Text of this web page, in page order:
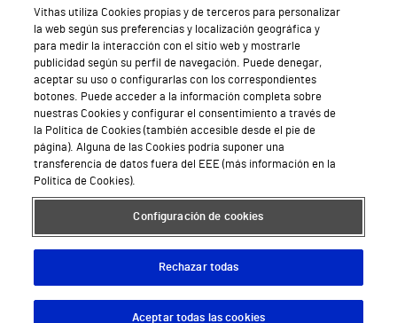
Sobre Vithas
Quiénes somos
Trabajar en Vithas
Teléfono Cita Médica
Teléfono Atención al Cliente
Política de seguridad y salud en el trabajo
Conoce a Supervita
Aviso Legal Política de cookies Política de privacidad Mapa web Protección de datos
Vithas utiliza Cookies propias y de terceros para personalizar
la web según sus preferencias y localización geográfica y
para medir la interacción con el sitio web y mostrarle
publicidad según su perfil de navegación. Puede denegar,
aceptar su uso o configurarlas con los correspondientes
botones. Puede acceder a la información completa sobre
nuestras Cookies y configurar el consentimiento a través de
la Política de Cookies (también accesible desde el pie de
página). Alguna de las Cookies podría suponer una
transferencia de datos fuera del EEE (más información en la
Política de Cookies).
Configuración de cookies
Rechazar todas
Aceptar todas las cookies